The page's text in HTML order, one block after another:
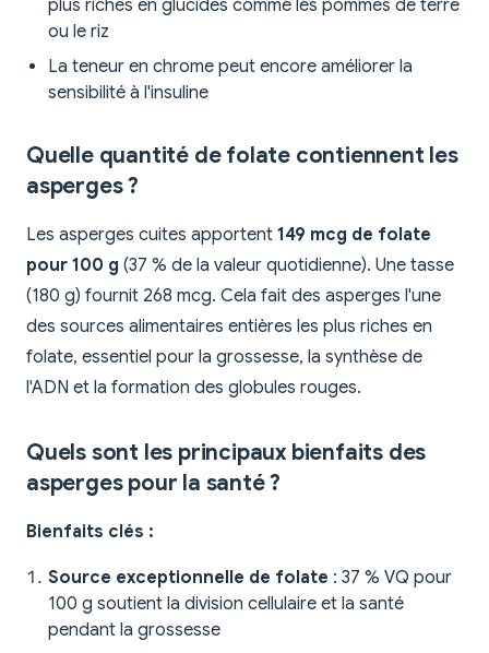
plus riches en glucides comme les pommes de terre
ou le riz
La teneur en chrome peut encore améliorer la
sensibilité à l'insuline
Quelle quantité de folate contiennent les
asperges ?
Les asperges cuites apportent 149 mcg de folate
pour 100 g (37 % de la valeur quotidienne). Une tasse
(180 g) fournit 268 mcg. Cela fait des asperges l'une
des sources alimentaires entières les plus riches en
folate, essentiel pour la grossesse, la synthèse de
l'ADN et la formation des globules rouges.
Quels sont les principaux bienfaits des
asperges pour la santé ?
Bienfaits clés :
Source exceptionnelle de folate : 37 % VQ pour
100 g soutient la division cellulaire et la santé
pendant la grossesse